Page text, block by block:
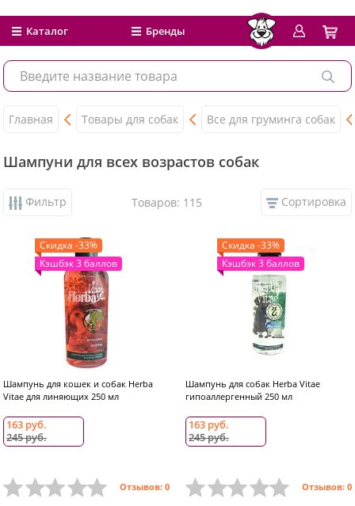
Каталог Бренды
Главная Товары для собак Все для груминга собак
Шампуни для всех возрастов собак
Фильтр Товаров: 115 Сортировка
Скидка -33%
Кэшбэк 3 баллов
Шампунь для кошек и собак Herba
Vitae для линяющих 250 мл
163 руб.
245 руб.
Отзывов: 0
Скидка -33%
Кэшбэк 3 баллов
Шампунь для собак Herba Vitae
гипоаллергенный 250 мл
163 руб.
245 руб.
Отзывов: 0